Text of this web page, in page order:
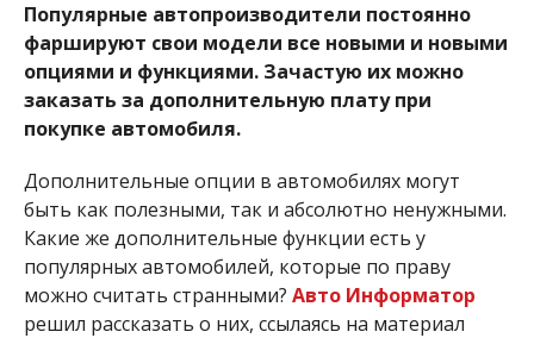
Популярные автопроизводители постоянно
фаршируют свои модели все новыми и новыми
опциями и функциями. Зачастую их можно
заказать за дополнительную плату при
покупке автомобиля.
Дополнительные опции в автомобилях могут
быть как полезными, так и абсолютно ненужными.
Какие же дополнительные функции есть у
популярных автомобилей, которые по праву
можно считать странными? Авто Информатор
решил рассказать о них, ссылаясь на материал